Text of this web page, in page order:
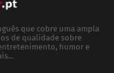
que cobre uma ampla
de qualidade sobre
humor e